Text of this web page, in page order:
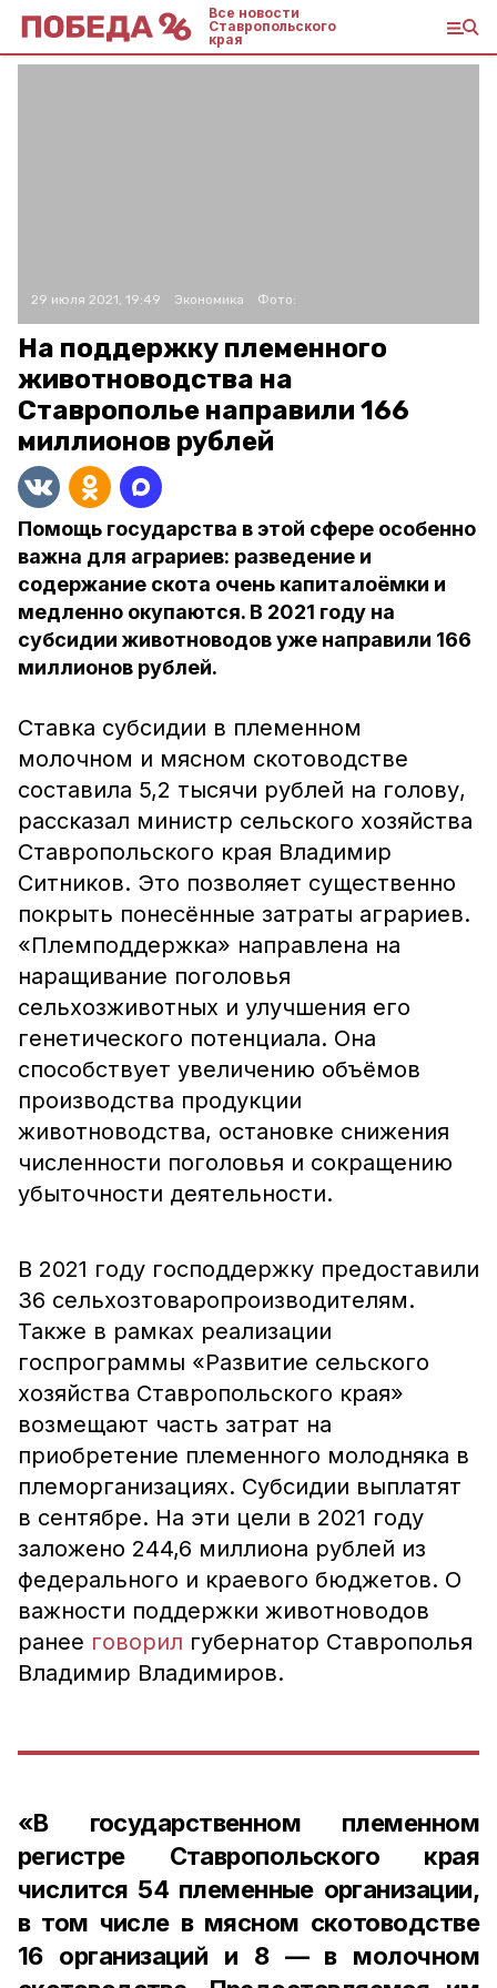
Все новости
Ставропольского
края
29 июля 2021, 19:49 Экономика Фото:
На поддержку племенного
животноводства на
Ставрополье направили 166
миллионов рублей
Помощь государства в этой сфере особенно
важна для аграриев: разведение и
содержание скота очень капиталоёмки и
медленно окупаются. В 2021 году на
субсидии животноводов уже направили 166
миллионов рублей.
Ставка субсидии в племенном
молочном и мясном скотоводстве
составила 5,2 тысячи рублей на голову,
рассказал министр сельского хозяйства
Ставропольского края Владимир
Ситников. Это позволяет существенно
покрыть понесённые затраты аграриев.
«Племподдержка» направлена на
наращивание поголовья
сельхозживотных и улучшения его
генетического потенциала. Она
способствует увеличению объёмов
производства продукции
животноводства, остановке снижения
численности поголовья и сокращению
убыточности деятельности.
В 2021 году господдержку предоставили
36 сельхозтоваропроизводителям.
Также в рамках реализации
госпрограммы «Развитие сельского
хозяйства Ставропольского края»
возмещают часть затрат на
приобретение племенного молодняка в
племорганизациях. Субсидии выплатят
в сентябре. На эти цели в 2021 году
заложено 244,6 миллиона рублей из
федерального и краевого бюджетов. О
важности поддержки животноводов
ранее говорил губернатор Ставрополья
Владимир Владимиров.
«В государственном племенном
регистре Ставропольского края
числится 54 племенные организации,
в том числе в мясном скотоводстве
16 организаций и 8 — в молочном